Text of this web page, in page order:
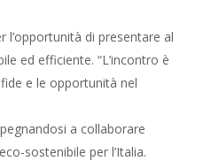
l’opportunità di presentare al
ed efficiente. “L’incontro è
e le opportunità nel
a collaborare
sostenibile per l’Italia.